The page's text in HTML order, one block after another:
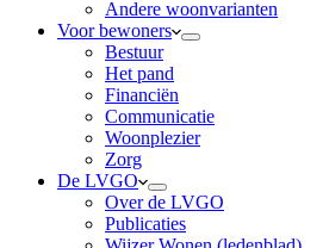
Andere woonvarianten
Voor bewoners
Bestuur
Het pand
Financiën
Communicatie
Woonplezier
Zorg
De LVGO
Over de LVGO
Publicaties